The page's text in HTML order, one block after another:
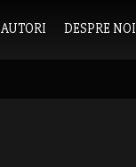
AUTORI DESPRE NOI